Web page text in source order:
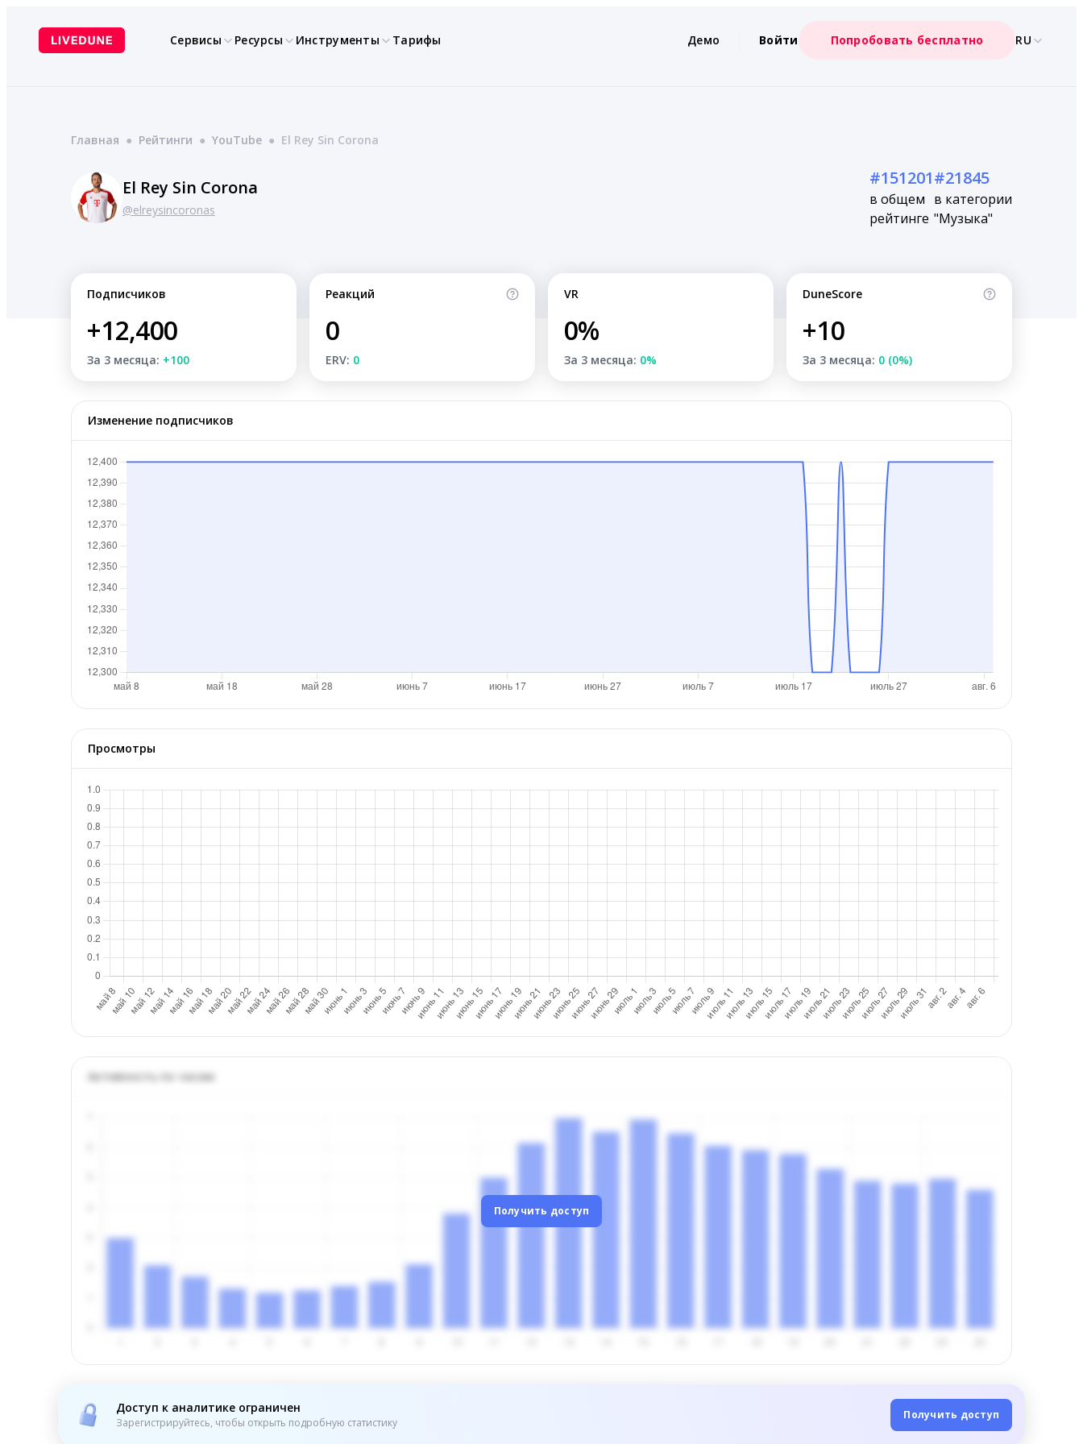
содержимому
Сервисы Ресурсы Инструменты Тарифы Демо Войти Попробовать бесплатно RU
Главная ● Рейтинги ● YouTube ● El Rey Sin Corona
El Rey Sin Corona
@elreysincoronas
#151201
в общем
рейтинге
#21845
в категории
"Музыка"
Подписчиков
+12,400
За 3 месяца: +100
Реакций
0
ERV: 0
VR
0%
За 3 месяца: 0%
DuneScore
+10
За 3 месяца: 0 (0%)
Изменение подписчиков
Просмотры
Активность по часам
Получить доступ
Доступ к аналитике ограничен
Зарегистрируйтесь, чтобы открыть подробную статистику
Получить доступ